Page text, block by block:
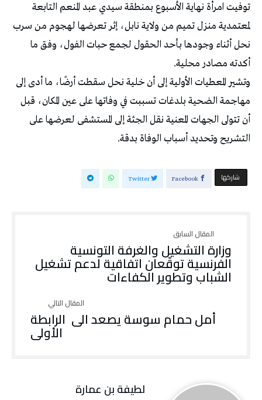
توفيت امرأة نهاية الأسبوع بمنطقة سيدي عبد المنعم التابعة
لمعتمدية منزل تميم من ولاية نابل، إثر تعرضها لهجوم من سرب
نحل أثناء وجودها بأحد الحقول لجمع حبات الفول، وفق ما
أكدته مصادر محلية.
وتشير المعطيات الأولية إلى أن خلية نحل سقطت أرضًا، ما أدى إلى
مهاجمة الضحية بلدغات تسببت في وفاتها على عين المكان، قبل
أن تتولى الجهات المعنية نقل الجثة إلى المستشفى لعرضها على
التشريح وتحديد أسباب الوفاة بدقة.
‫‫ شاركها‬ Facebook
Twitter
وزارة التشغيل والغرفة التونسية
الفرنسية توقّعان اتفاقية لدعم تشغيل
الشباب وتطوير الكفاءات
أمل حمام سوسة يصعد الى الرابطة
الأولى
لطيفة بن عمارة